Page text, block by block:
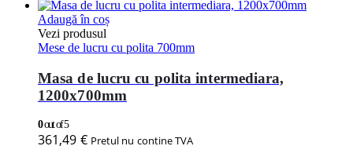
Adaugă în coș
Vezi produsul
Mese de lucru cu polita 700mm
Masa de lucru cu polita intermediara,
1200x700mm
0out of 5
361,49 € Pretul nu contine TVA